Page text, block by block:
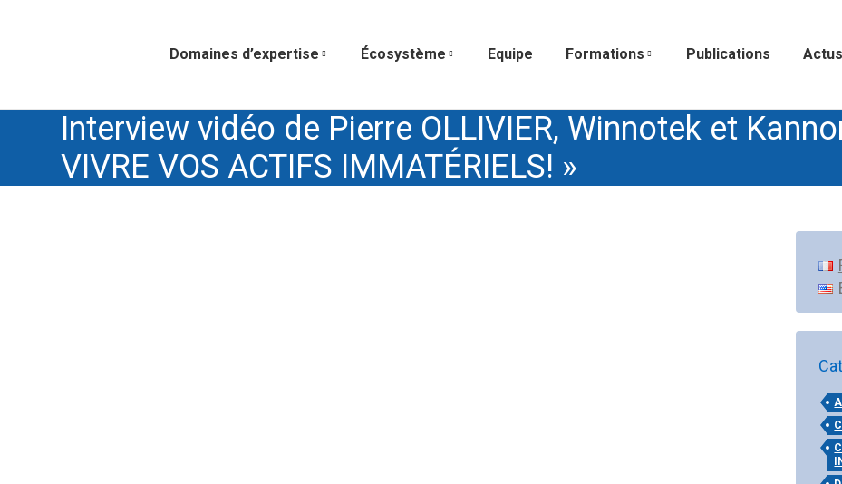
Domaines d’expertise Écosystème Equipe Formations Publications Actus
Interview vidéo de Pierre OLLIVIER, Winnotek et
VIVRE VOS ACTIFS IMMATÉRIELS! »